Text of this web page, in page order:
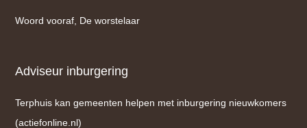
Woord vooraf, De worstelaar
Adviseur inburgering
Terphuis kan gemeenten helpen met inburgering nieuwkomers
(actiefonline.nl)